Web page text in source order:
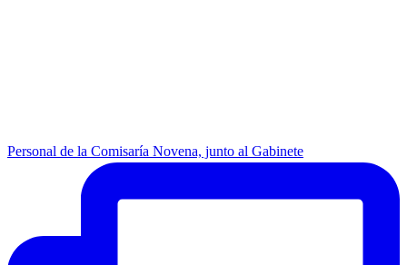
Personal de la Comisaría Novena, junto al Gabinete